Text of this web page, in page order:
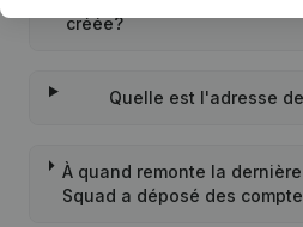
créée?
Quelle est l'adresse
À quand remonte la
Squad a déposé des